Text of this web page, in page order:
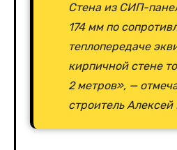
Стена из СИП-
174 мм по
теплопередаче
кирпичной стене
2 метров», —
строитель Алексей